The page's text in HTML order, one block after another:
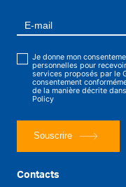
Je donne mon
personnelles pour
services proposés par le
consentement
de la manière décrite
Policy
Souscrire
Contacts